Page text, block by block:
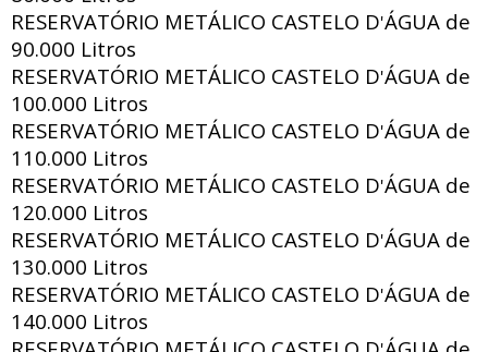
RESERVATÓRIO METÁLICO CASTELO D'ÁGUA de
90.000 Litros
RESERVATÓRIO METÁLICO CASTELO D'ÁGUA de
100.000 Litros
RESERVATÓRIO METÁLICO CASTELO D'ÁGUA de
110.000 Litros
RESERVATÓRIO METÁLICO CASTELO D'ÁGUA de
120.000 Litros
RESERVATÓRIO METÁLICO CASTELO D'ÁGUA de
130.000 Litros
RESERVATÓRIO METÁLICO CASTELO D'ÁGUA de
140.000 Litros